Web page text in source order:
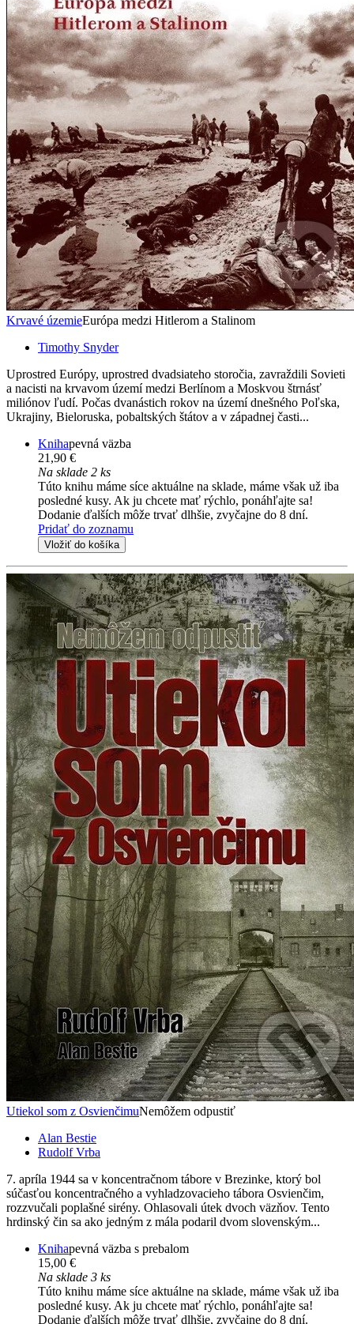
Krvavé územieEurópa medzi Hitlerom a Stalinom
Timothy Snyder
Uprostred Európy, uprostred dvadsiateho storočia, zavraždili Sovieti
a nacisti na krvavom území medzi Berlínom a Moskvou štrnásť
miliónov ľudí. Počas dvanástich rokov na území dnešného Poľska,
Ukrajiny, Bieloruska, pobaltských štátov a v západnej časti...
Knihapevná väzba
21,90 €
Na sklade 2 ks
Túto knihu máme síce aktuálne na sklade, máme však už iba
posledné kusy. Ak ju chcete mať rýchlo, ponáhľajte sa!
Dodanie ďalších môže trvať dlhšie, zvyčajne do 8 dní.
Pridať do zoznamu
Vložiť do košíka
Utiekol som z OsvienčimuNemôžem odpustiť
Alan Bestie
Rudolf Vrba
7. apríla 1944 sa v koncentračnom tábore v Brezinke, ktorý bol
súčasťou koncentračného a vyhladzovacieho tábora Osvienčim,
rozzvučali poplašné sirény. Ohlasovali útek dvoch väzňov. Tento
hrdinský čin sa ako jedným z mála podaril dvom slovenským...
Knihapevná väzba s prebalom
15,00 €
Na sklade 3 ks
Túto knihu máme síce aktuálne na sklade, máme však už iba
posledné kusy. Ak ju chcete mať rýchlo, ponáhľajte sa!
Dodanie ďalších môže trvať dlhšie, zvyčajne do 8 dní.